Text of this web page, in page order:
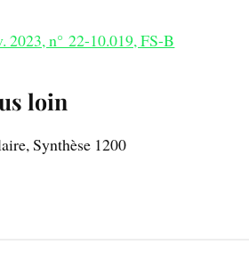
2023, n° 22-10.019, FS-B
loin
Synthèse 1200